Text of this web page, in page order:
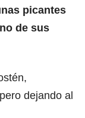
picantes
de sus
dejando al